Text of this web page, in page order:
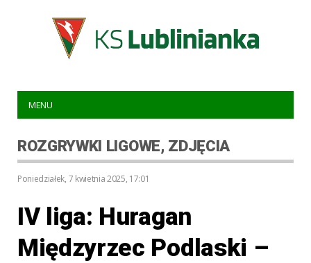
MENU
ROZGRYWKI LIGOWE, ZDJĘCIA
poniedziałek, 7 kwietnia 2025, 17:01
IV liga: Huragan
Międzyrzec Podlaski –